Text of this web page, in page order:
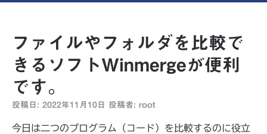
ファイルやフォルダを比較で
きるソフトWinmergeが便利
です。
投稿日: 2022年11月10日 投稿者: root
今日は二つのプログラム（コード）を比較するのに役立